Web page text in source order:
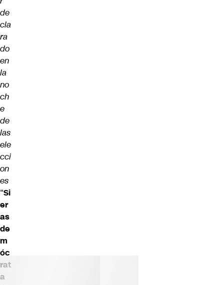
de
cla
ra
do
en
la
no
ch
e
de
las
ele
cci
on
es
“Si
er
as
de
m
óc
rat
a